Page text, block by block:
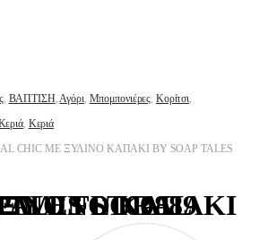
, ΒΑΠΤΙΣΗ,Αγόρι, Μπομπονιέρες, Κορίτσι,
, Κεριά
CHIC ΜΕ ΞΥΛΙΝΟ ΚΑΠΑΚΙ BY SOAP TALES
ΞΥΛΙΝΟ ΚΑΠΑΚΙ BY SOAP TALES ST00889